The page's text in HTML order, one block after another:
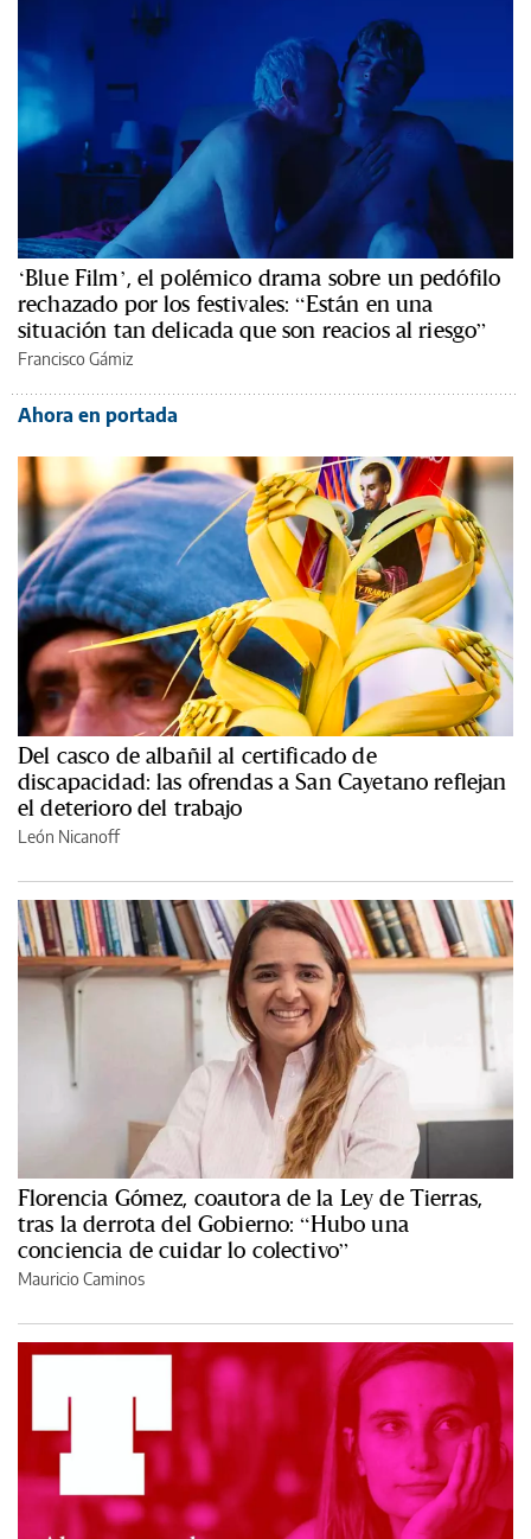
‘Blue Film’, el polémico drama sobre un pedófilo
rechazado por los festivales: “Están en una
situación tan delicada que son reacios al riesgo”
Francisco Gámiz
Ahora en portada
Del casco de albañil al certificado de
discapacidad: las ofrendas a San Cayetano reflejan
el deterioro del trabajo
León Nicanoff
Florencia Gómez, coautora de la Ley de Tierras,
tras la derrota del Gobierno: “Hubo una
conciencia de cuidar lo colectivo”
Mauricio Caminos